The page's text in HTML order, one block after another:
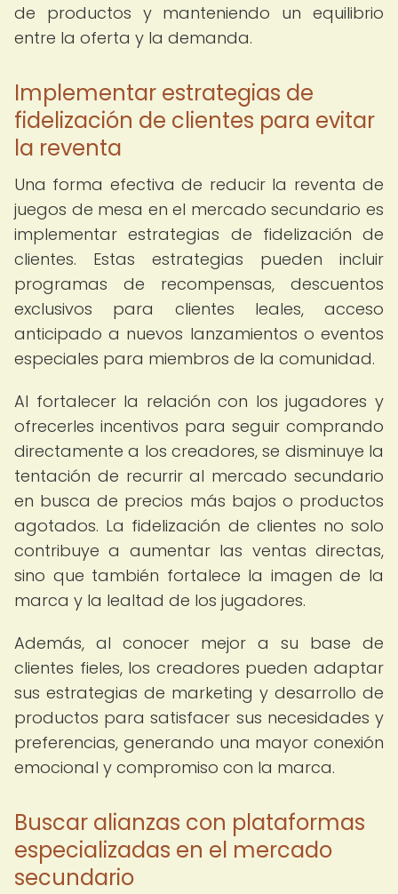
de productos y manteniendo un equilibrio
entre la oferta y la demanda.
Implementar estrategias de
fidelización de clientes para evitar
la reventa
Una forma efectiva de reducir la reventa de
juegos de mesa en el mercado secundario es
implementar estrategias de fidelización de
clientes. Estas estrategias pueden incluir
programas de recompensas, descuentos
exclusivos para clientes leales, acceso
anticipado a nuevos lanzamientos o eventos
especiales para miembros de la comunidad.
Al fortalecer la relación con los jugadores y
ofrecerles incentivos para seguir comprando
directamente a los creadores, se disminuye la
tentación de recurrir al mercado secundario
en busca de precios más bajos o productos
agotados. La fidelización de clientes no solo
contribuye a aumentar las ventas directas,
sino que también fortalece la imagen de la
marca y la lealtad de los jugadores.
Además, al conocer mejor a su base de
clientes fieles, los creadores pueden adaptar
sus estrategias de marketing y desarrollo de
productos para satisfacer sus necesidades y
preferencias, generando una mayor conexión
emocional y compromiso con la marca.
Buscar alianzas con plataformas
especializadas en el mercado
secundario